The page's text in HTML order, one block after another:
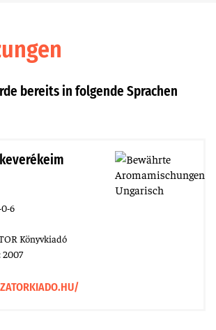
bereits in folgende Sprachen
0-6
Könyvkiadó
2007